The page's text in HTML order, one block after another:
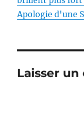
Apologie d'une
Laisser